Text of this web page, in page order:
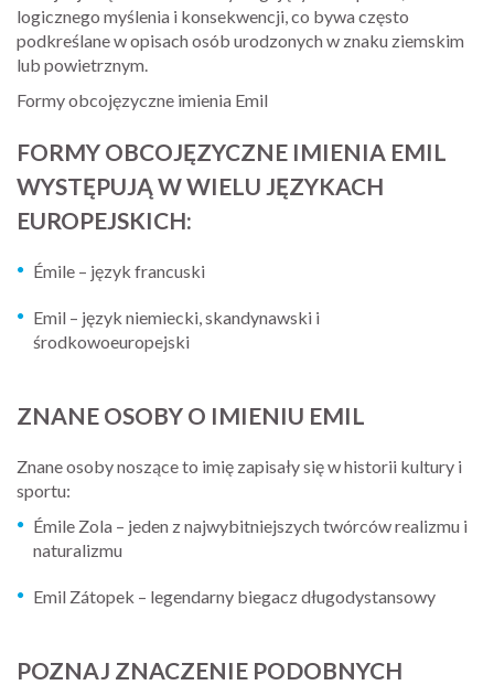
logicznego myślenia i konsekwencji, co bywa często
podkreślane w opisach osób urodzonych w znaku ziemskim
lub powietrznym.
Formy obcojęzyczne imienia Emil
FORMY OBCOJĘZYCZNE IMIENIA EMIL
WYSTĘPUJĄ W WIELU JĘZYKACH
EUROPEJSKICH:
Émile – język francuski
Emil – język niemiecki, skandynawski i
środkowoeuropejski
ZNANE OSOBY O IMIENIU EMIL
Znane osoby noszące to imię zapisały się w historii kultury i
sportu:
Émile Zola – jeden z najwybitniejszych twórców realizmu i
naturalizmu
Emil Zátopek – legendarny biegacz długodystansowy
POZNAJ ZNACZENIE PODOBNYCH